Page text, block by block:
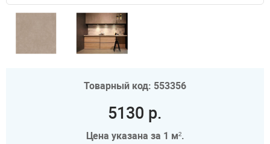
Товарный код: 553356
5130 р.
Цена указана за 1 м².